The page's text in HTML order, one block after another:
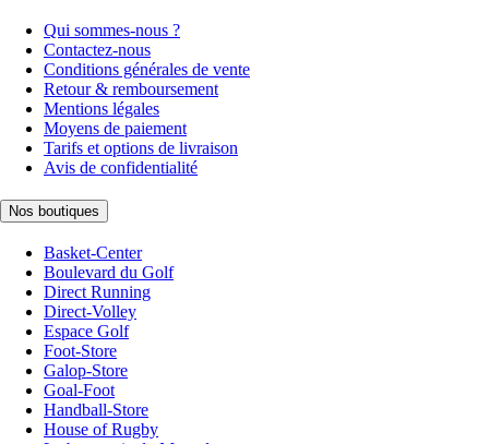
Qui sommes-nous ?
Contactez-nous
Conditions générales de vente
Retour & remboursement
Mentions légales
Moyens de paiement
Tarifs et options de livraison
Avis de confidentialité
Nos boutiques
Basket-Center
Boulevard du Golf
Direct Running
Direct-Volley
Espace Golf
Foot-Store
Galop-Store
Goal-Foot
Handball-Store
House of Rugby